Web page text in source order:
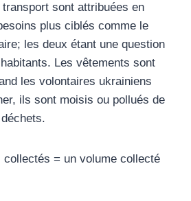
sont attribuées en
plus ciblés comme le
les deux étant une question
Les vêtements sont
les volontaires ukrainiens
ils sont moisis ou pollués de
collectés = un volume collecté